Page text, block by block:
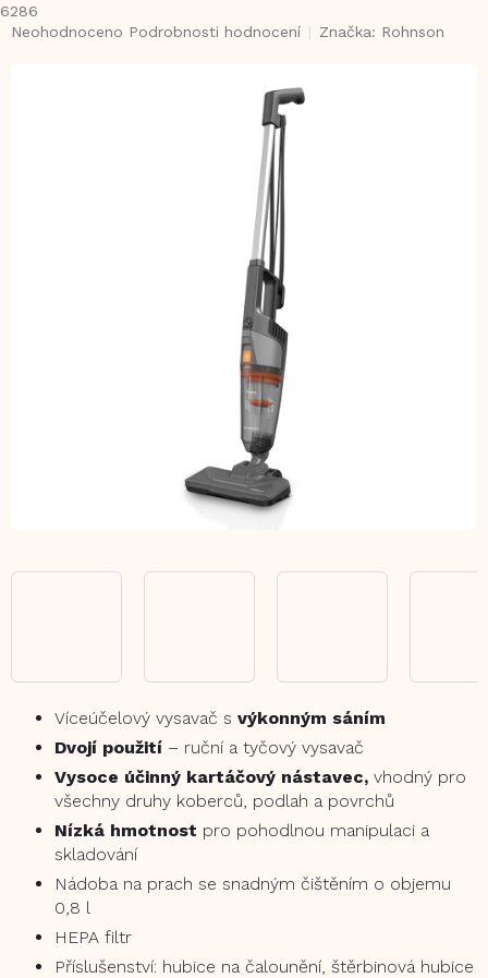
6286
Průměrné
Neohodnoceno Podrobnosti hodnocení Značka: Rohnson
Víceúčelový vysavač s výkonným sáním
Dvojí použití – ruční a tyčový vysavač
Vysoce účinný kartáčový nástavec, vhodný pro
všechny druhy koberců, podlah a povrchů
Nízká hmotnost pro pohodlnou manipulaci a
skladování
Nádoba na prach se snadným čištěním o objemu
0,8 l
HEPA filtr
Příslušenství: hubice na čalounění, štěrbinová hubice